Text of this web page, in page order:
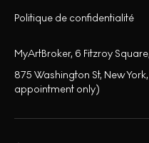
Politique de confidentialité
MyArtBroker, 6 Fitzroy
875 Washington St, New
appointment only)